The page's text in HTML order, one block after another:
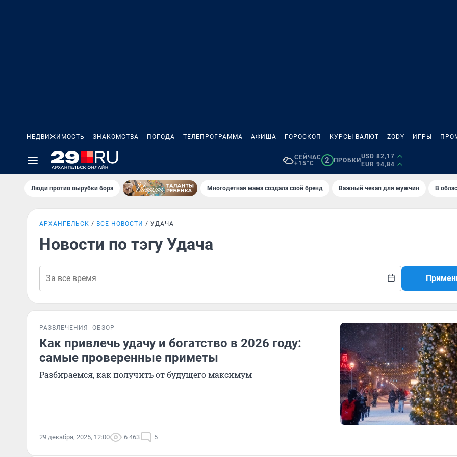
НЕДВИЖИМОСТЬ ЗНАКОМСТВА ПОГОДА ТЕЛЕПРОГРАММА АФИША ГОРОСКОП КУРСЫ ВАЛЮТ ZODY ИГРЫ
СЕЙЧАС
+15°C
2 ПРОБКИ
USD 82,17
EUR 94,84
Люди против вырубки бора Многодетная мама создала свой бренд Важный чекап для мужчин В
АРХАНГЕЛЬСК ВСЕ НОВОСТИ УДАЧА
Новости по тэгу Удача
РАЗВЛЕЧЕНИЯ ОБЗОР
Как привлечь удачу и богатство в 2026 году:
самые проверенные приметы
Разбираемся, как получить от будущего максимум
29 декабря, 2025, 12:00 6 463 5